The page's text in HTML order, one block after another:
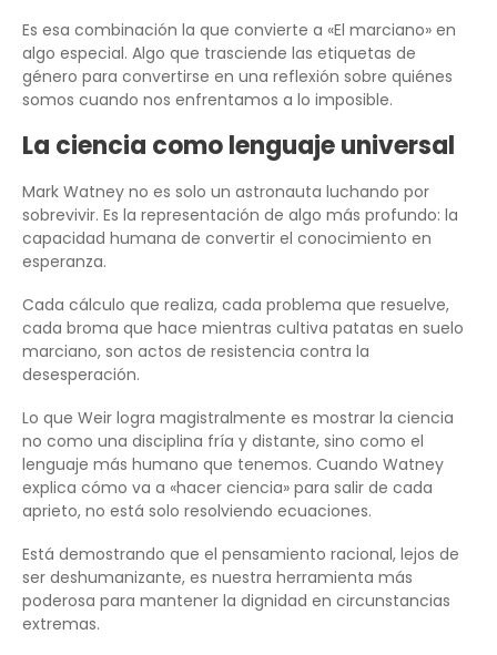
Es esa combinación la que convierte a «El marciano» en
algo especial. Algo que trasciende las etiquetas de
género para convertirse en una reflexión sobre quiénes
somos cuando nos enfrentamos a lo imposible.
La ciencia como lenguaje universal
Mark Watney no es solo un astronauta luchando por
sobrevivir. Es la representación de algo más profundo: la
capacidad humana de convertir el conocimiento en
esperanza.
Cada cálculo que realiza, cada problema que resuelve,
cada broma que hace mientras cultiva patatas en suelo
marciano, son actos de resistencia contra la
desesperación.
Lo que Weir logra magistralmente es mostrar la ciencia
no como una disciplina fría y distante, sino como el
lenguaje más humano que tenemos. Cuando Watney
explica cómo va a «hacer ciencia» para salir de cada
aprieto, no está solo resolviendo ecuaciones.
Está demostrando que el pensamiento racional, lejos de
ser deshumanizante, es nuestra herramienta más
poderosa para mantener la dignidad en circunstancias
extremas.